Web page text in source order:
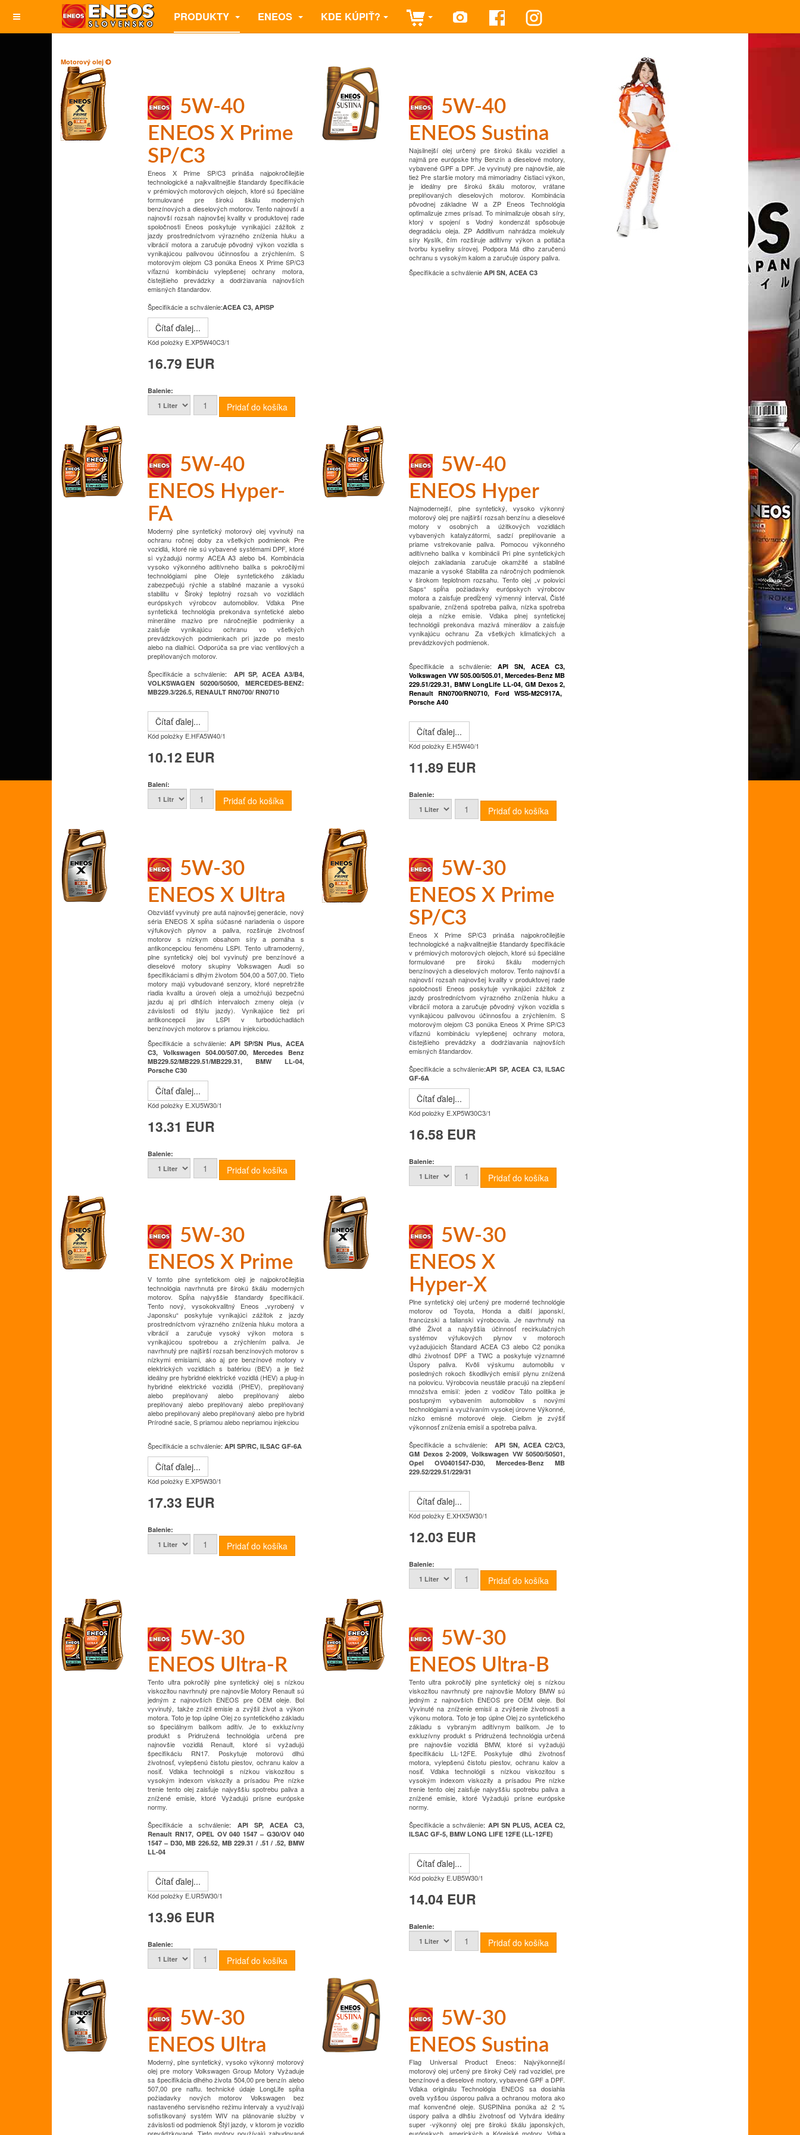
PRODUKTY ENEOS KDE KÚPIŤ?
Motorový olej
5W-40
ENEOS X Prime
SP/C3
Eneos X Prime SP/C3 prináša najpokročilejšie
technologické a najkvalitnejšie štandardy špecifikácie
v prémiových motorových olejoch, ktoré sú špeciálne
formulované pre širokú škálu moderných
benzínových a dieselových motorov. Tento najnovší a
najnovší rozsah najnovšej kvality v produktovej rade
spoločnosti Eneos poskytuje vynikajúci zážitok z
jazdy prostredníctvom výrazného zníženia hluku a
vibrácií motora a zaručuje pôvodný výkon vozidla s
vynikajúcou palivovou účinnosťou a zrýchlením. S
motorovým olejom C3 ponúka Eneos X Prime SP/C3
víťaznú kombináciu vylepšenej ochrany motora,
čistejšieho prevádzky a dodržiavania najnovších
emisných štandardov.
Špecifikácie a schválenie:ACEA C3, APISP
Čítať ďalej...
Kód položky E.XP5W40C3/1
16.79 EUR
Balenie:
5W-40
ENEOS Sustina
Najsilnejší olej určený pre širokú škálu vozidiel a
najmä pre európske trhy Benzín a dieselové motory,
vybavené GPF a DPF. Je vyvinutý pre najnovšie, ale
tiež Pre staršie motory má mimoriadny čistiaci výkon,
je ideálny pre širokú škálu motorov,
vrátane
preplňovaných dieselových motorov.
Kombinácia
pôvodnej základne W a ZP Eneos
Technológia
optimalizuje zmes prísad. To minimalizuje obsah síry,
ktorý v spojení s
Vodný kondenzát spôsobuje
degradáciu oleja. ZP Additivum nahrádza molekuly
síry Kyslík, čím rozširuje aditívny výkon a potláča
tvorbu kyseliny sírovej. Podpora Má dlho zaručenú
ochranu s vysokým kalom a zaručuje úspory paliva.
Špecifikácie a schválenie API SN, ACEA C3
5W-40
ENEOS Hyper-
FA
Moderný plne syntetický motorový olej vyvinutý na
ochranu ročnej doby za všetkých podmienok Pre
vozidlá, ktoré nie sú vybavené systémami DPF, ktoré
si vyžadujú normy ACEA A3 alebo b4. Kombinácia
vysoko výkonného aditívneho balíka s pokročilými
technológiami plne
Oleje syntetického základu
zabezpečujú rýchle a stabilné mazanie a vysokú
stabilitu v
Široký teplotný rozsah vo vozidlách
európskych výrobcov automobilov.
Vďaka
Plne
syntetická technológia prekonáva syntetické alebo
minerálne mazivo pre náročnejšie
podmienky a
zaisťuje vynikajúcu ochranu vo všetkých
prevádzkových podmienkach pri jazde po mesto
alebo na diaľnici. Odporúča sa pre viac ventilových a
preplňovaných motorov.
Špecifikácie a schválenie:
API SP, ACEA A3/B4,
VOLKSWAGEN 50200/50500, MERCEDES-BENZ:
MB229.3/226.5, RENAULT RN0700/ RN0710
Čítať ďalej...
Kód položky E.HFA5W40/1
10.12 EUR
Balení:
5W-40
ENEOS Hyper
Najmodernejší, plne syntetický, vysoko výkonný
motorový olej pre najširší rozsah benzínu a dieselové
motory v osobných a úžitkových vozidlách
vybavených katalyzátormi, sadzí
preplňovanie a
priame vstrekovanie paliva.
Pomocou výkonného
aditívneho balíka v kombinácii Pri plne syntetických
olejoch zakladania zaručuje okamžité a stabilné
mazanie a vysoké Stabilita za náročných podmienok
v širokom teplotnom rozsahu. Tento olej „v polovici
Saps“
spĺňa požiadavky európskych výrobcov
motora a zaisťuje predĺžený výmenný interval, Čisté
spaľovanie, znížená spotreba paliva, nízka spotreba
oleja a nízke emisie.
Vďaka plnej syntetickej
technológii prekonáva mazivá minerálov a zaisťuje
vynikajúcu ochranu
Za všetkých klimatických a
prevádzkových podmienok.
Špecifikácie a schválenie:API SN, ACEA C3,
Volkswagen VW 505.00/505.01, Mercedes-Benz MB
229.51/229.31, BMW LongLife LL-04, GM Dexos 2,
Renault RN0700/RN0710, Ford WSS-M2C917A,
Porsche A40
Čítať ďalej...
Kód položky E.H5W40/1
11.89 EUR
Balenie:
5W-30
ENEOS X Ultra
Obzvlášť vyvinutý pre autá najnovšej generácie, nový
séria ENEOS X spĺňa súčasné nariadenia o úspore
výfukových plynov a paliva, rozširuje životnosť
motorov s nízkym obsahom síry a pomáha s
antikoncepciou fenoménu LSPI. Tento ultramoderný,
plne syntetický olej bol vyvinutý pre benzínové a
dieselové motory skupiny Volkswagen Audi so
špecifikáciami s dlhým životom 504,00 a 507,00. Tieto
motory majú vybudované senzory, ktoré nepretržite
riadia kvalitu a úroveň oleja a umožňujú bezpečnú
jazdu aj pri dlhších intervaloch zmeny oleja (v
závislosti od štýlu jazdy).
Vynikajúce tiež pri
antikoncepcii jav LSPI v turbodúchadlách
benzínových motorov s priamou injekciou.
Špecifikácie a schválenie: API SP/SN Plus, ACEA
C3, Volkswagen 504.00/507.00, Mercedes Benz
MB229.52/MB229.51/MB229.31, BMW LL-04,
Porsche C30
Čítať ďalej...
Kód položky E.XU5W30/1
13.31 EUR
Balenie:
5W-30
ENEOS X Prime
SP/C3
Eneos X Prime SP/C3 prináša najpokročilejšie
technologické a najkvalitnejšie štandardy špecifikácie
v prémiových motorových olejoch, ktoré sú špeciálne
formulované pre širokú škálu moderných
benzínových a dieselových motorov. Tento najnovší a
najnovší rozsah najnovšej kvality v produktovej rade
spoločnosti Eneos poskytuje vynikajúci zážitok z
jazdy prostredníctvom výrazného zníženia hluku a
vibrácií motora a zaručuje pôvodný výkon vozidla s
vynikajúcou palivovou účinnosťou a zrýchlením. S
motorovým olejom C3 ponúka Eneos X Prime SP/C3
víťaznú kombináciu vylepšenej ochrany motora,
čistejšieho prevádzky a dodržiavania najnovších
emisných štandardov.
Špecifikácie a schválenie:API SP, ACEA C3, ILSAC
GF-6A
Čítať ďalej...
Kód položky E.XP5W30C3/1
16.58 EUR
Balenie:
5W-30
ENEOS X Prime
V tomto plne syntetickom oleji je najpokročilejšia
technológia navrhnutá pre širokú škálu moderných
motorov.
Spĺňa najvyššie štandardy špecifikácií.
Tento nový, vysokokvalitný Eneos „vyrobený v
Japonsku“ poskytuje vynikajúci zážitok z jazdy
prostredníctvom výrazného zníženia hluku motora a
vibrácií a zaručuje vysoký výkon motora s
vynikajúcou spotrebou a zrýchlením paliva.
Je
navrhnutý pre najširší rozsah benzínových motorov s
nízkymi emisiami, ako aj pre benzínové motory v
elektrických vozidlách s batériou (BEV) a je tiež
ideálny pre hybridné elektrické vozidlá (HEV) a plug-in
hybridné elektrické vozidlá (PHEV), preplňovaný
alebo preplňovaný alebo preplňovaný alebo
preplňovaný alebo preplňovaný alebo preplňovaný
alebo preplňovaný alebo preplňovaný alebo pre hybrid
Prírodné sacie, S priamou alebo nepriamou injekciou
Špecifikácie a schválenie:API SP/RC, ILSAC GF-6A
Čítať ďalej...
Kód položky E.XP5W30/1
17.33 EUR
Balenie:
5W-30
ENEOS X
Hyper-X
Plne syntetický olej určený pre moderné technológie
motorov od Toyota,
Honda a ďalší japonskí,
francúzski a talianski výrobcovia. Je navrhnutý na
dlhé
Život a najvyššia účinnosť recirkulačných
systémov výfukových plynov v motoroch
vyžadujúcich Štandard ACEA C3 alebo C2 ponúka
dlhú životnosť DPF a TWC a poskytuje významné
Úspory paliva.
Kvôli výskumu automobilu v
posledných rokoch škodlivých emisií plynu znížená
na polovicu. Výrobcovia neustále pracujú na zlepšení
množstva emisií: jeden z vodičov Táto politika je
postupným vybavením automobilov s novými
technológiami a využívaním vysokej úrovne Výkonné,
nízko emisné motorové oleje.
Cieľom je zvýšiť
výkonnosť zníženia emisií aspotreba paliva.
Špecifikácie a schválenie:
API SN, ACEA C2/C3,
GM Dexos 2-2009, Volkswagen VW 50500/50501,
Opel OV0401547-D30, Mercedes-Benz MB
229.52/229.51/229/31
Čítať ďalej...
Kód položky E.XHX5W30/1
12.03 EUR
Balenie:
5W-30
ENEOS Ultra-R
Tento ultra pokročilý plne syntetický olej s nízkou
viskozitou navrhnutý pre najnovšie Motory Renault sú
jedným z najnovších ENEOS pre OEM oleje. Bol
vyvinutý, takže znížil emisie a zvýšil život a výkon
motora. Toto je top úplne Olej zo syntetického základu
so špeciálnym balíkom aditív.
Je to exkluzívny
produkt s
Pridružená technológia určená pre
najnovšie vozidlá Renault, ktoré si vyžadujú
špecifikáciu RN17.
Poskytuje motorovú dlhú
životnosť, vylepšenú čistotu piestov, ochranu kalov a
nosiť.
Vďaka technológii s nízkou viskozitou s
vysokým indexom viskozity a prísadou Pre nízke
trenie tento olej zaisťuje najvyššiu spotrebu paliva a
znížené emisie, ktoré Vyžadujú prísne európske
normy.
Špecifikácie a schválenie: API SP, ACEA C3,
Renault RN17, OPEL OV 040 1547 – G30/OV 040
1547 – D30, MB 226.52, MB 229.31 / .51 / .52, BMW
LL-04
Čítať ďalej...
Kód položky E.UR5W30/1
13.96 EUR
Balenie:
5W-30
ENEOS Ultra-B
Tento ultra pokročilý plne syntetický olej s nízkou
viskozitou navrhnutý pre najnovšie Motory BMW sú
jedným z najnovších ENEOS pre OEM oleje. Bol
Vyvinuté na zníženie emisií a zvýšenie životnosti a
výkonu motora. Toto je top úplne Olej zo syntetického
základu s vybraným aditívnym balíkom.
Je to
exkluzívny produkt s Pridružená technológia určená
pre najnovšie vozidlá BMW, ktoré si vyžadujú
špecifikáciu LL-12FE.
Poskytuje dlhú životnosť
motora, vylepšenú čistotu piestov, ochranu kalov a
nosiť.
Vďaka technológii s nízkou viskozitou s
vysokým indexom viskozity a prísadou Pre nízke
trenie tento olej zaisťuje najvyššiu spotrebu paliva a
znížené emisie, ktoré Vyžadujú prísne európske
normy.
Špecifikácie a schválenie: API SN PLUS, ACEA C2,
ILSAC GF-5, BMW LONG LIFE 12FE (LL-12FE)
Čítať ďalej...
Kód položky E.UB5W30/1
14.04 EUR
Balenie:
5W-30
ENEOS Ultra
Moderný, plne syntetický, vysoko výkonný motorový
olej pre motory Volkswagen Group Motory Vyžaduje
sa špecifikácia dlhého života 504,00 pre benzín alebo
507,00 pre naftu. technické údaje LongLife spĺňa
požiadavky nových motorov Volkswagen bez
nastaveného servisného režimu intervaly a využívajú
sofistikovaný systém WIV na plánovanie služby v
závislosti od podmienok Štýl jazdy, v ktorom je vozidlo
5W-30
ENEOS Sustina
Flag Universal Product Eneos: Najvýkonnejší
motorový olej určený pre široký Celý rad vozidiel, pre
benzínové a dieselové motory, vybavené GPF a DPF.
Vďaka originálu Technológia ENEOS sa dosiahla
oveľa vyššou úsporou paliva a ochranou motora ako
mať konvenčné oleje. SUSPINina ponúka až 2 %
úspory paliva a dlhšiu životnosť od Vytvára ideálny
super -výkonný olej pre širokú škálu japonských,